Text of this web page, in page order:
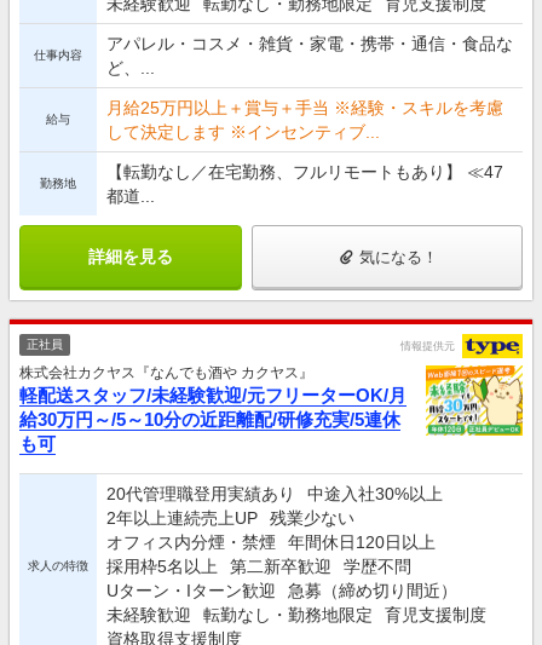
仕事内容
アパレル・コスメ・雑貨・家電・携帯・通信・食品な
ど、...
給与
月給25万円以上＋賞与＋手当 ※経験・スキルを考慮
して決定します ※インセンティブ...
勤務地
【転勤なし／在宅勤務、フルリモートもあり】 ≪47
都道...
詳細を見る 気になる！
正社員 情報提供元
株式会社カクヤス『なんでも酒や カクヤス』
軽配送スタッフ/未経験歓迎/元フリーターOK/月
給30万円～/5～10分の近距離配/研修充実/5連休
も可
求人の特徴
20代管理職登用実績あり
中途入社30%以上
2年以上連続売上UP
残業少ない
オフィス内分煙・禁煙
年間休日120日以上
採用枠5名以上
第二新卒歓迎
学歴不問
Uターン・Iターン歓迎
急募（締め切り間近）
未経験歓迎
転勤なし・勤務地限定
育児支援制度
資格取得支援制度